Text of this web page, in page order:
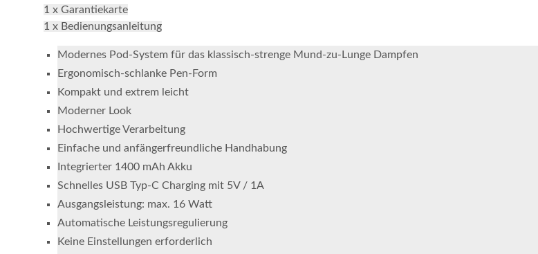
1 x Garantiekarte
1 x Bedienungsanleitung
Modernes Pod-System für das klassisch-strenge Mund-zu-Lunge Dampfen
Ergonomisch-schlanke Pen-Form
Kompakt und extrem leicht
Moderner Look
Hochwertige Verarbeitung
Einfache und anfängerfreundliche Handhabung
Integrierter 1400 mAh Akku
Schnelles USB Typ-C Charging mit 5V / 1A
Ausgangsleistung: max. 16 Watt
Automatische Leistungsregulierung
Keine Einstellungen erforderlich